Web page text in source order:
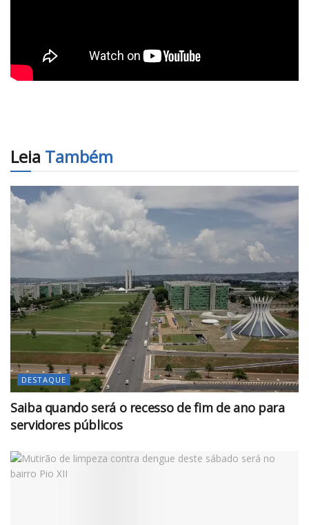
Leia Também
DESTAQUE
Saiba quando será o recesso de fim de ano para
servidores públicos